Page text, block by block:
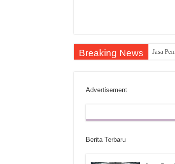
Breaking News Jasa
Advertisement
Berita Terbaru